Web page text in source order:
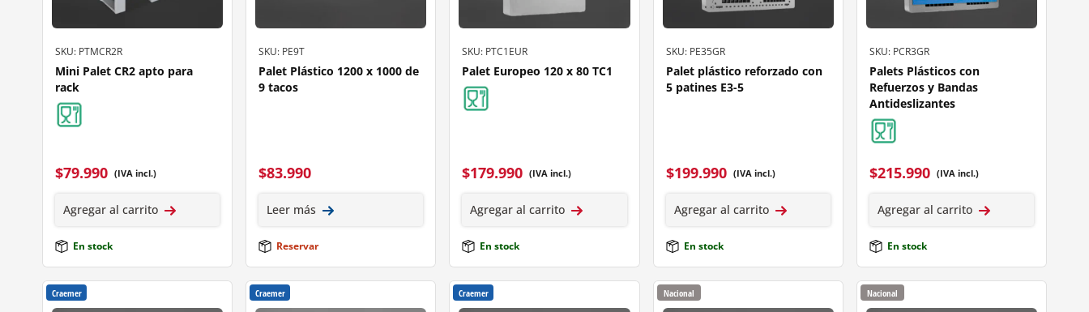
SKU: PTMCR2R
Mini Palet CR2 apto para
rack
$79.990 (IVA incl.)
Agregar al carrito
En stock
SKU: PE9T
Palet Plástico 1200 x 1000 de
9 tacos
$83.990
Leer más
Reservar
SKU: PTC1EUR
Palet Europeo 120 x 80 TC1
$179.990 (IVA incl.)
Agregar al carrito
En stock
SKU: PE35GR
Palet plástico reforzado con
5 patines E3-5
$199.990 (IVA incl.)
Agregar al carrito
En stock
SKU: PCR3GR
Palets Plásticos con
Refuerzos y Bandas
Antideslizantes
$215.990 (IVA incl.)
Agregar al carrito
En stock
Craemer Craemer Craemer Nacional Nacional